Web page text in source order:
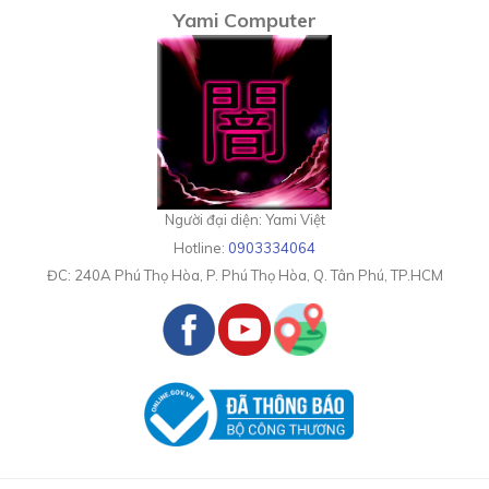
Yami Computer
Người đại diện: Yami Việt
Hotline: 0903334064
ĐC: 240A Phú Thọ Hòa, P. Phú Thọ Hòa, Q. Tân Phú, TP.HCM